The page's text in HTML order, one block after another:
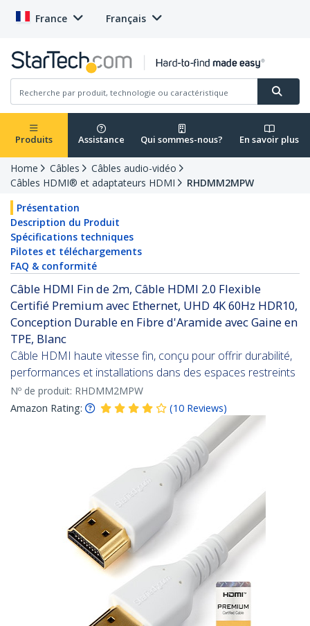
France Français
Produits Assistance Qui sommes-nous? En savoir plus
Home Câbles
Câbles audio-vidéo
Câbles HDMI® et adaptateurs HDMI
RHDMM2MPW
Présentation
Description du Produit
Spécifications techniques
Pilotes et téléchargements
FAQ & conformité
Câble HDMI Fin de 2m, Câble HDMI 2.0 Flexible
Certifié Premium avec Ethernet, UHD 4K 60Hz HDR10,
Conception Durable en Fibre d'Aramide avec Gaine en
TPE, Blanc
Câble HDMI haute vitesse fin, conçu pour offrir durabilité,
performances et installations dans des espaces restreints
Nº de produit: RHDMM2MPW
Amazon Rating:
(10 Reviews)